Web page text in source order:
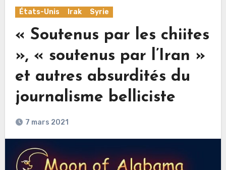
États-Unis Irak Syrie
« Soutenus par les chiites
», « soutenus par l’Iran »
et autres absurdités du
journalisme belliciste
7 mars 2021